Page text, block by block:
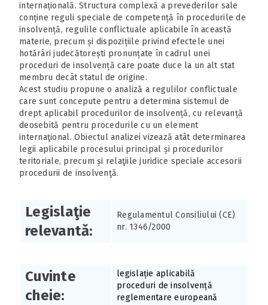
internațională. Structura complexă a prevederilor sale
conține reguli speciale de competență în procedurile de
insolvență, regulile conflictuale aplicabile în această
materie, precum și dispozițiile privind efectele unei
hotărâri judecătorești pronunțate în cadrul unei
proceduri de insolvență care poate duce la un alt stat
membru decât statul de origine.
Acest studiu propune o analiză a regulilor conflictuale
care sunt concepute pentru a determina sistemul de
drept aplicabil procedurilor de insolvență, cu relevanță
deosebită pentru procedurile cu un element
internaţional. Obiectul analizei vizează atât determinarea
legii aplicabile procesului principal și procedurilor
teritoriale, precum și relaţiile juridice speciale accesorii
procedurii de insolvenţă.
Legislaţie
relevantă:
Regulamentul Consiliului (CE)
nr. 1346/2000
Cuvinte
cheie:
legislație aplicabilă
proceduri de insolvență
reglementare europeană